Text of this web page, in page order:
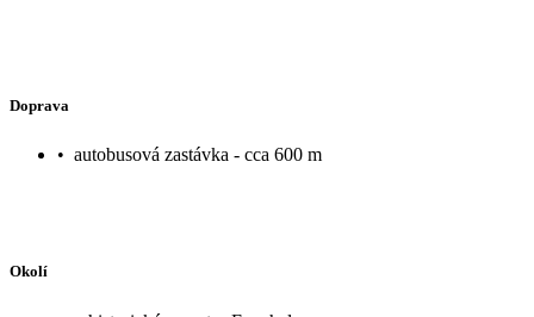
Doprava
• autobusová zastávka - cca 600 m
Okolí